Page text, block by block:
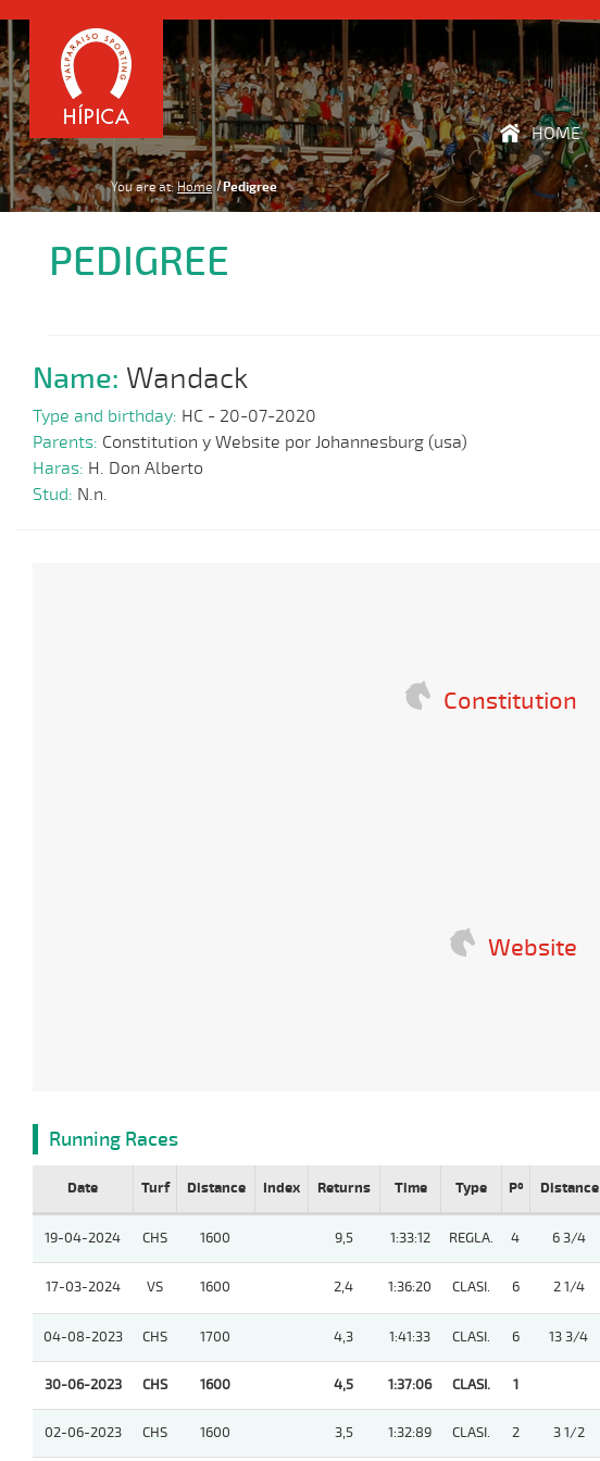
HOME
You are at: Home Pedigree
PEDIGREE
Name: Wandack
Type and birthday: HC - 20-07-2020
Parents: Constitution y Website por Johannesburg (usa)
Haras: H. Don Alberto
Stud: N.n.
Constitution
Website
Running Races
Date Turf Distance Index Returns Time Type Pº Distance
19-04-2024 CHS 1600 9,5 1:33:12 REGLA. 4 6 3/4
17-03-2024 VS 1600 2,4 1:36:20 CLASI. 6 2 1/4
04-08-2023 CHS 1700 4,3 1:41:33 CLASI. 6 13 3/4
30-06-2023 CHS 1600 4,5 1:37:06 CLASI. 1
02-06-2023 CHS 1600 3,5 1:32:89 CLASI. 2 3 1/2